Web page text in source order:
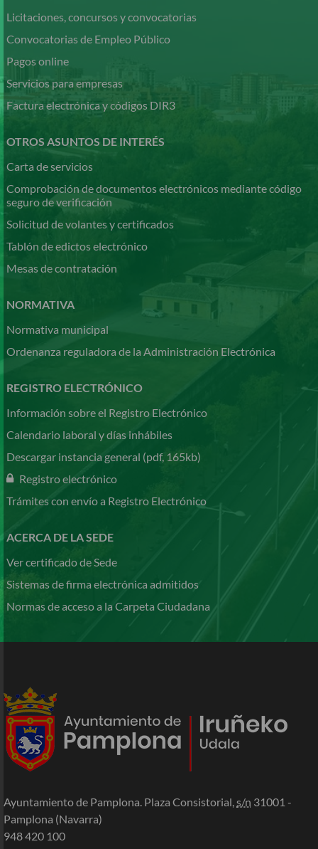
Licitaciones, concursos y convocatorias
Convocatorias de Empleo Público
Pagos online
Servicios para empresas
Factura electrónica y códigos DIR3
OTROS ASUNTOS DE INTERÉS
Carta de servicios
Comprobación de documentos electrónicos mediante código
seguro de verificación
Solicitud de volantes y certificados
Tablón de edictos electrónico
Mesas de contratación
NORMATIVA
Normativa municipal
Ordenanza reguladora de la Administración Electrónica
REGISTRO ELECTRÓNICO
Información sobre el Registro Electrónico
Calendario laboral y días inhábiles
Descargar instancia general (pdf, 165kb)
Registro electrónico
Trámites con envío a Registro Electrónico
ACERCA DE LA SEDE
Ver certificado de Sede
Sistemas de firma electrónica admitidos
Normas de acceso a la Carpeta Ciudadana
Ayuntamiento de Pamplona. Plaza Consistorial, s/n 31001 -
Pamplona (Navarra)
948 420 100